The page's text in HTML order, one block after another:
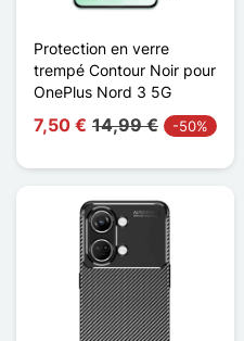
Protection en verre
trempé Contour Noir pour
OnePlus Nord 3 5G
7,50 € 14,99 € -50%